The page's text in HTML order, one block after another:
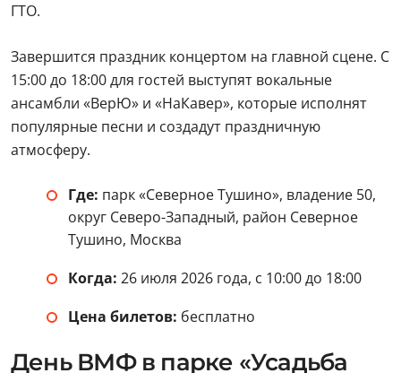
Цена билетов:бесплатно
День ВМФ в парке «Усадьба
Трубецких»